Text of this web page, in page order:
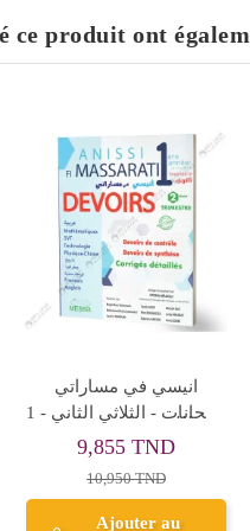
ce produit ont
Review Notes English - 1st
Year Secondary
4,455 TND
4,950 TND
Ajouter au